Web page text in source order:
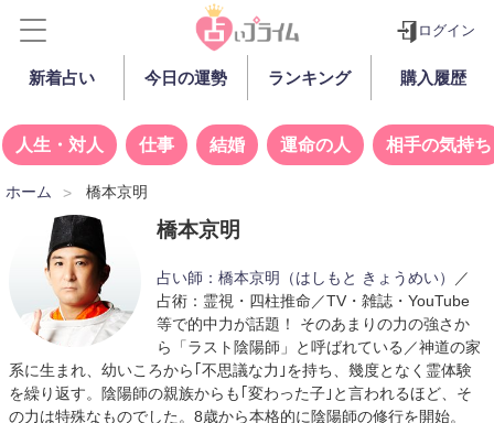
ログイン
新着占い 今日の運勢 ランキング 購入履歴
人生・対人 仕事 結婚 運命の人 相手の気持ち
ホーム 橋本京明
橋本京明
占い師：橋本京明 （はしもと きょうめい）
／
占術：霊視・四柱推命／TV・雑誌・YouTube
等で的中力が話題！ そのあまりの力の強さか
ら「ラスト陰陽師」と呼ばれている／神道の家
系に生まれ、幼いころから｢不思議な力｣を持ち、幾度となく霊体験
を繰り返す。陰陽師の親族からも｢変わった子｣と言われるほど、そ
の力は特殊なものでした。8歳から本格的に陰陽師の修行を開始。